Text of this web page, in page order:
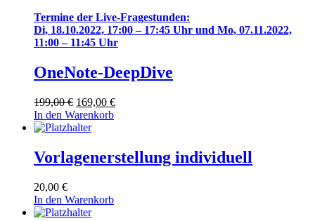
Termine der Live-Fragestunden:
Di, 18.10.2022, 17:00 – 17:45 Uhr und Mo, 07.11.2022,
11:00 – 11:45 Uhr
OneNote-DeepDive
199,00€ Ursprünglicher
Preis
war:
169,00 €Aktueller
In den Warenkorb
Vorlagenerstellung individuell
20,00 €
In den Warenkorb